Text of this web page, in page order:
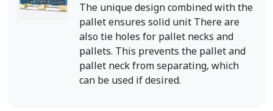
The unique design combined with the
pallet ensures solid unit There are
also tie holes for pallet necks and
pallets. This prevents the pallet and
pallet neck from separating, which
can be used if desired.